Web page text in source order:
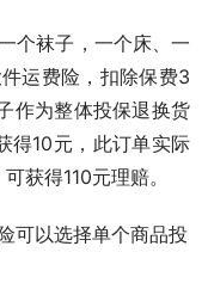
个袜子，一个床、一
运费险，扣除保费3
作为整体投保退换货
得10元，此订单实际
获得110元理赔。
可以选择单个商品投